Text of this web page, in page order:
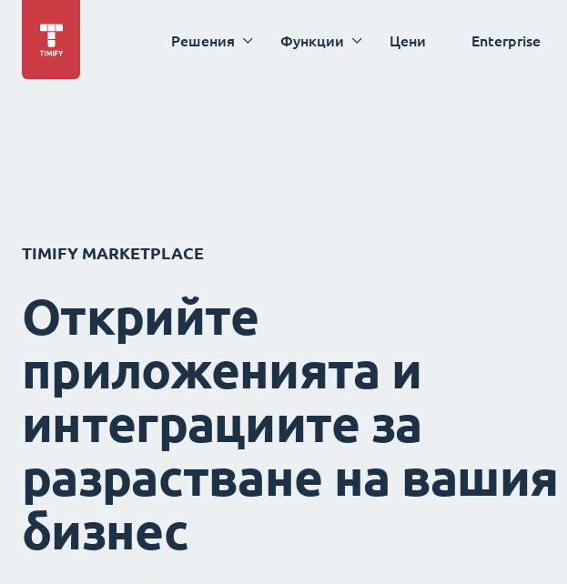
Решения Функции Цени Enterprise
TIMIFY MARKETPLACE
Открийте
приложенията и
интеграциите за
разрастване на вашия
бизнес